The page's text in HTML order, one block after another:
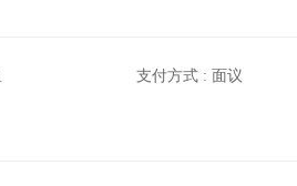
支付方式 : 面议